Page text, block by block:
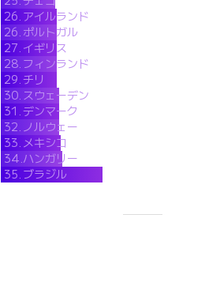
26. アイルランド
26. ポルトガル
27. イギリス
28. フィンランド
29.チリ
30. スウェーデン
31.デンマーク
32. ノルウェー
33. メキシコ
34.ハンガリー
35. ブラジル